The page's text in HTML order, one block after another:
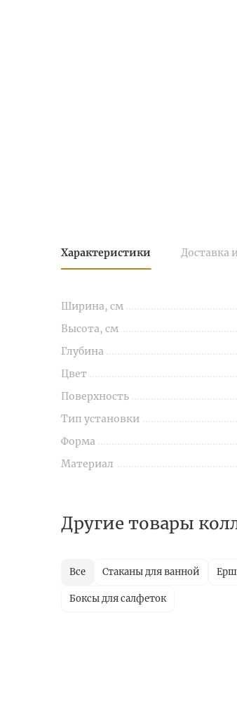
Характеристики Доставка
Ширина, см
Высота, см
Глубина
Цвет
Поверхность
Тип установки
Форма
Материал
Другие товары
Все Стаканы для ванной
Боксы для салфеток